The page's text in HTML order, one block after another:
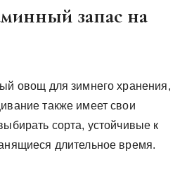
запас на
овощ для зимнего хранения,
также имеет свои
сорта, устойчивые к
длительное время.